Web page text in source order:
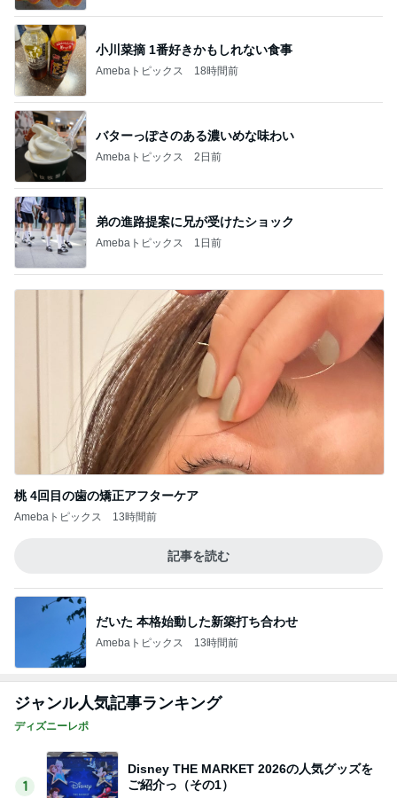
小川菜摘 1番好きかもしれない食事
Amebaトピックス 18時間前
バターっぽさのある濃いめな味わい
Amebaトピックス 2日前
弟の進路提案に兄が受けたショック
Amebaトピックス 1日前
桃 4回目の歯の矯正アフターケア
Amebaトピックス 13時間前
記事を読む
だいた 本格始動した新築打ち合わせ
Amebaトピックス 13時間前
ジャンル人気記事ランキング
ディズニーレポ
1
Disney THE MARKET 2026の人気グッズを
ご紹介っ（その1）